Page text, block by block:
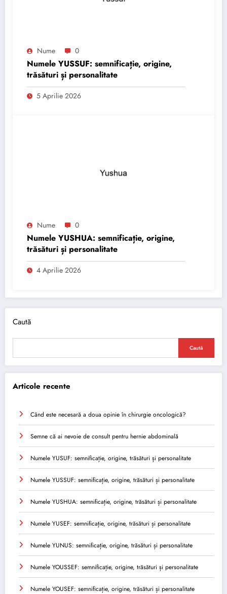
Nume 0
Numele YUSSUF: semnificație, origine,
trăsături și personalitate
5 Aprilie 2026
Nume 0
Numele YUSHUA: semnificație, origine,
trăsături și personalitate
4 Aprilie 2026
Caută
Caută
Articole recente
Când este necesară a doua opinie în chirurgie oncologică?
Semne că ai nevoie de consult pentru hernie abdominală
Numele YUSUF: semnificație, origine, trăsături și personalitate
Numele YUSSUF: semnificație, origine, trăsături și personalitate
Numele YUSHUA: semnificație, origine, trăsături și personalitate
Numele YUSEF: semnificație, origine, trăsături și personalitate
Numele YUNUS: semnificație, origine, trăsături și personalitate
Numele YOUSSEF: semnificație, origine, trăsături și personalitate
Numele YOUSEF: semnificație, origine, trăsături și personalitate